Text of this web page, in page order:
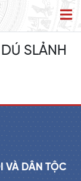
SLẢNH
VÀ DÂN TỘC